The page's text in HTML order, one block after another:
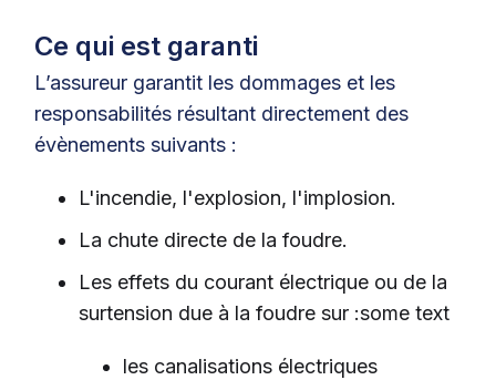
Ce qui est garanti
L’assureur garantit les dommages et les
responsabilités résultant directement des
évènements suivants :
L'incendie, l'explosion, l'implosion.
La chute directe de la foudre.
Les effets du courant électrique ou de la
surtension due à la foudre sur :some text
les canalisations électriques